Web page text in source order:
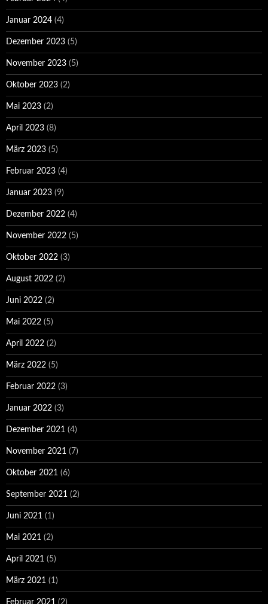
Januar 2024 (4)
Dezember 2023 (5)
November 2023 (5)
Oktober 2023 (2)
Mai 2023 (2)
April 2023 (8)
März 2023 (5)
Februar 2023 (4)
Januar 2023 (9)
Dezember 2022 (4)
November 2022 (5)
Oktober 2022 (3)
August 2022 (2)
Juni 2022 (2)
Mai 2022 (5)
April 2022 (2)
März 2022 (5)
Februar 2022 (3)
Januar 2022 (3)
Dezember 2021 (4)
November 2021 (7)
Oktober 2021 (6)
September 2021 (2)
Juni 2021 (1)
Mai 2021 (2)
April 2021 (5)
März 2021 (1)
Februar 2021 (2)